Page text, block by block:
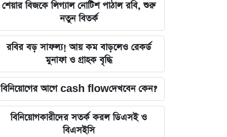
শেয়ার বিজকে লিগ্যাল নোটিশ পাঠাল রবি, শুরু
নতুন বিতর্ক
রবির বড় সাফল্য! আয় কম বাড়লেও রেকর্ড
মুনাফা ও গ্রাহক বৃদ্ধি
বিনিয়োগের আগে cash flowদেখবেন কেন?
বিনিয়োগকারীদের সতর্ক করল ডিএসই ও
বিএসইসি